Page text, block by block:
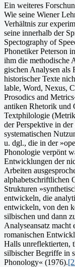
Ein weiteres
Wie seine Wiener
Verhältnis zur
seine innerhalb der
Spectogra­phy of
Phonetiker Peterson
ihm die methodische
gischen Analysen als
historischer Texte
lable, Word, Nexus,
Prosodics and
antiken Rhetorik und
Textphilologie
der Perspektive in
systematischen
u. dgl., die in der
Phonologie verpönt
Entwicklungen der
Arbeiten
alphabetschriftlichen
Strukturen
entwickeln, die
entwickeln, von den
silbischen und dann
Analyseansatz
romanischen
Halls unreflektierten,
silbischer Begriffe in
Phonology« (1976).